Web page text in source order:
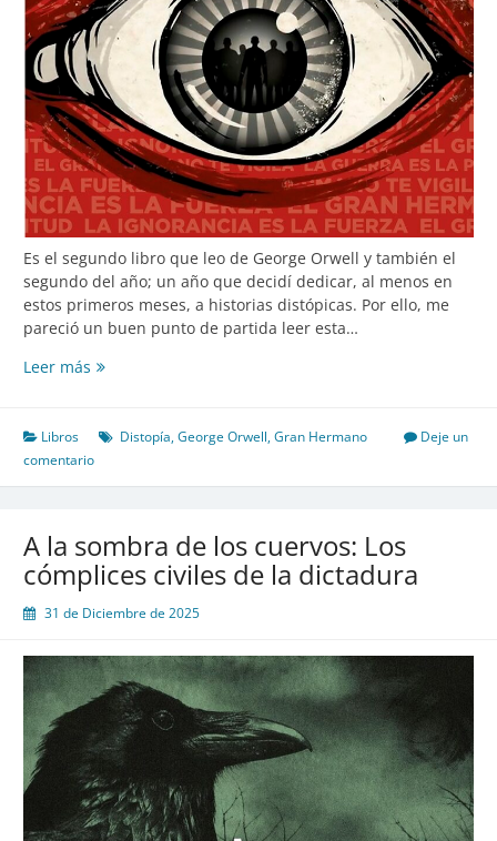
Es el segundo libro que leo de George Orwell y también el
segundo del año; un año que decidí dedicar, al menos en
estos primeros meses, a historias distópicas. Por ello, me
pareció un buen punto de partida leer esta…
Leer más 1984
Libros Distopía,George Orwell,Gran Hermano
Deje un
comentario
A la sombra de los cuervos: Los
cómplices civiles de la dictadura
31 de Diciembre de 2025